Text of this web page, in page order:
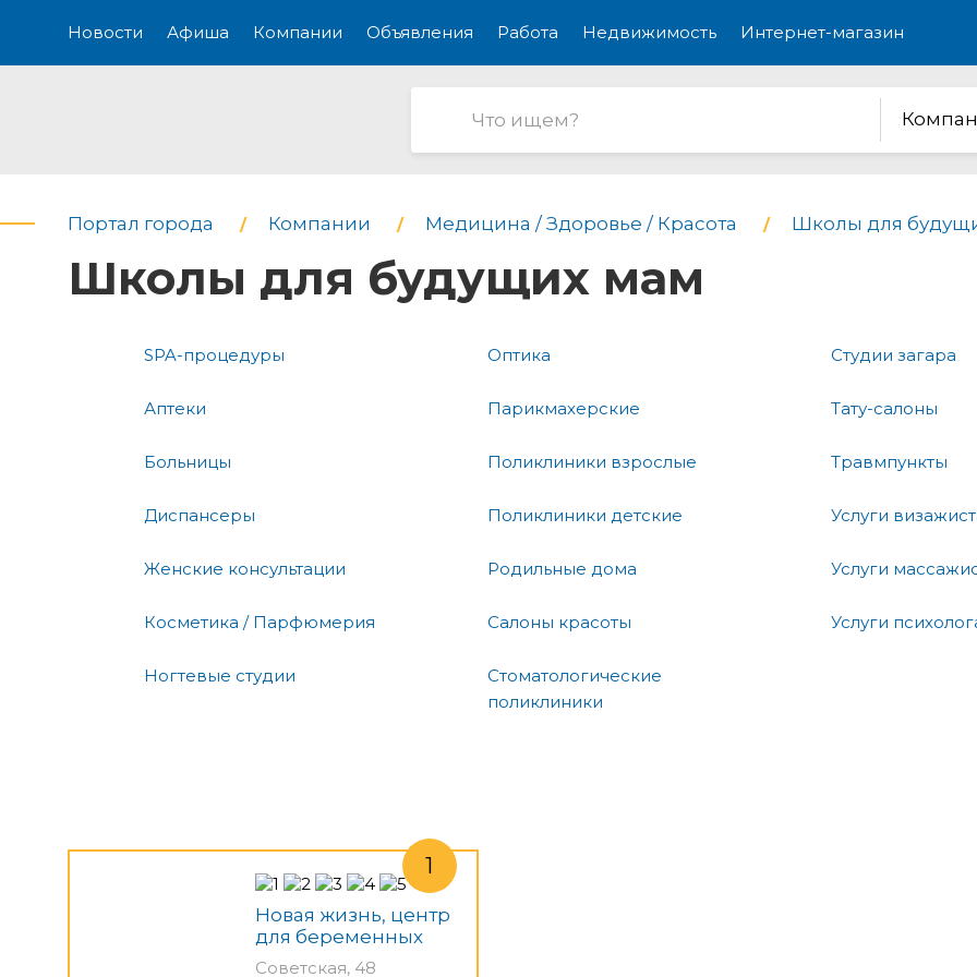
Новости Афиша Компании Объявления Работа Недвижимость Интернет-магазин
Портал города Компании Медицина / Здоровье / Красота Школы для
Школы для будущих мам
SPA-процедуры
Аптеки
Больницы
Диспансеры
Женские консультации
Косметика / Парфюмерия
Ногтевые студии
Оптика
Парикмахерские
Поликлиники взрослые
Поликлиники детские
Родильные дома
Салоны красоты
Стоматологические
поликлиники
Студии загара
Тату-салоны
Травмпункты
Услуги
Услуги
Услуги
Новая жизнь, центр
для беременных
Советская, 48